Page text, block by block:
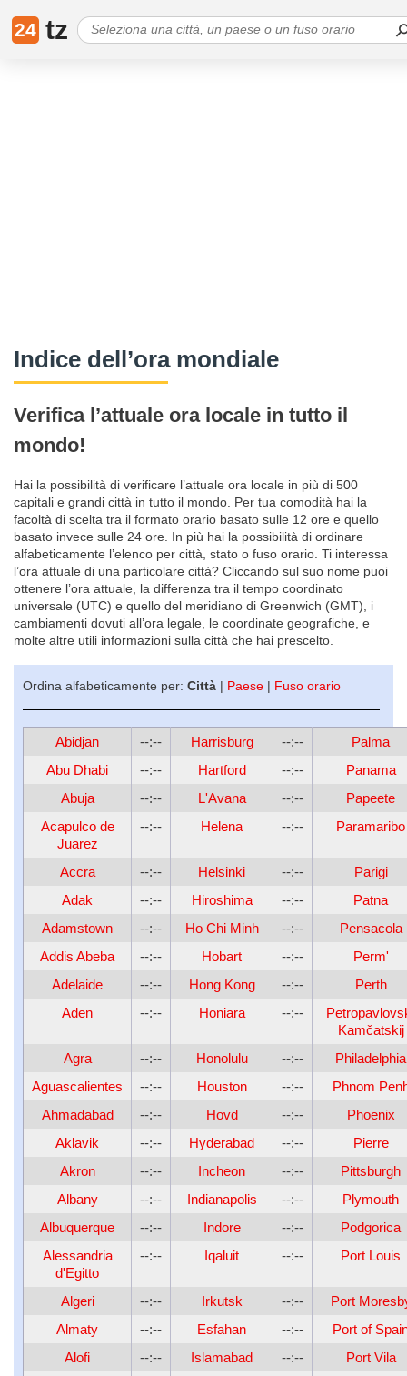
24 tz
Indice dell’ora mondiale
Verifica l’attuale ora locale in tutto il
mondo!
Hai la possibilità di verificare l’attuale ora locale in più di 500
capitali e grandi città in tutto il mondo. Per tua comodità hai la
facoltà di scelta tra il formato orario basato sulle 12 ore e quello
basato invece sulle 24 ore. In più hai la possibilità di ordinare
alfabeticamente l’elenco per città, stato o fuso orario. Ti interessa
l’ora attuale di una particolare città? Cliccando sul suo nome puoi
ottenere l’ora attuale, la differenza tra il tempo coordinato
universale (UTC) e quello del meridiano di Greenwich (GMT), i
cambiamenti dovuti all’ora legale, le coordinate geografiche, e
molte altre utili informazioni sulla città che hai prescelto.
Ordina alfabeticamente per: Città Paese Fuso orario
Abidjan --:-- Harrisburg --:--
Palma
Abu Dhabi
--:-- Hartford --:--
Panama
Abuja
--:-- L'Avana --:--
Papeete
Acapulco de
Juarez
--:-- Helena --:-- Paramaribo
Accra --:-- Helsinki --:--
Parigi
Adak
--:-- Hiroshima --:--
Patna
Adamstown
--:-- Ho Chi Minh --:--
Pensacola
Addis Abeba
--:-- Hobart --:--
Perm'
Adelaide
--:-- Hong Kong --:--
Perth
Aden
--:-- Honiara --:--
Kamčatskij
Agra
--:-- Honolulu --:--
Philadelphia
Aguascalientes
--:-- Houston --:--
Phnom
Ahmadabad
--:-- Hovd --:--
Phoenix
Aklavik
--:-- Hyderabad --:--
Pierre
Akron
--:-- Incheon --:--
Pittsburgh
Albany
--:-- Indianapolis --:--
Plymouth
Albuquerque
--:-- Indore --:--
Podgorica
Alessandria
d'Egitto
--:-- Iqaluit --:-- Port Louis
Algeri --:-- Irkutsk --:--
Port
Almaty
--:-- Esfahan --:--
Port of
Alofi
--:-- Islamabad --:--
Port Vila